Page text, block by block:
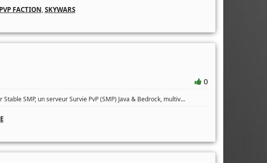
PVP FACTION,SKYWARS
0
SMP, un serveur Survie PvP (SMP) Java & Bedrock, multiv...